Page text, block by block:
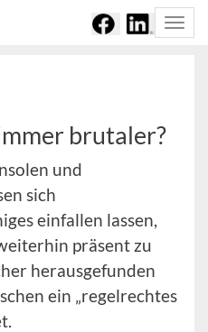
brutaler?
und
sich
einfallen lassen,
präsent zu
herausgefunden
ein „regelrechtes